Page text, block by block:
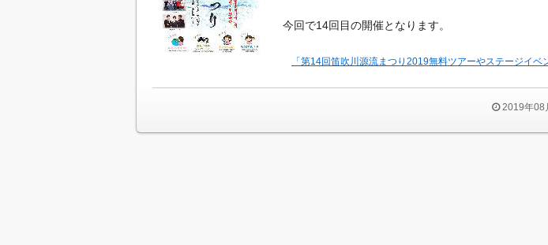
今回で14回目の開催となります。
「第14回笛吹川源流まつり2019無料ツアーやステージイ
2019年08